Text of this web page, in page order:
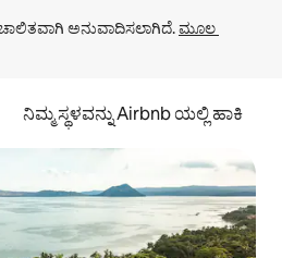
ಅನುವಾದಿಸಲಾಗಿದೆ. ಮೂಲ
ನಿಮ್ಮ ಸ್ಥಳವನ್ನು Airbnb ಯಲ್ಲಿ ಹಾಕಿ